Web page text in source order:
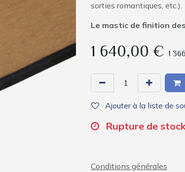
sorties romantiques, etc.).
Le mastic de finition
1 640,00 € 1
Ajouter à la liste de
Rupture de
Conditions générales